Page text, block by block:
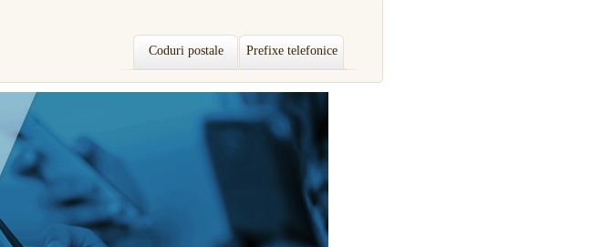
Coduri postale Prefixe telefonice